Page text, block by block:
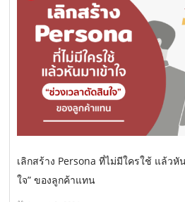
เลิกสร้าง Persona ที่ไม่มีใครใช้ แล้วหั
ใจ” ของลูกค้าแทน